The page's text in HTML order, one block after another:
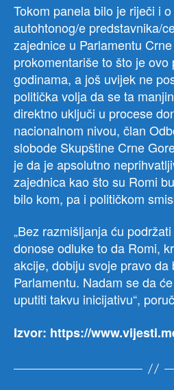
Tokom panela bilo je riječi i
autohtonog/e predstavnika/
zajednice u Parlamentu
prokomentariše to što je
godinama, a još uvijek ne
politička volja da se ta
direktno uključi u procese
nacionalnom nivou, član
slobode Skupštine Crne
je da je apsolutno
zajednica kao što su Romi
bilo kom, pa i političkom
„Bez razmišljanja ću
donose odluke to da Romi,
akcije, dobiju svoje pravo da
Parlamentu. Nadam se da
uputiti takvu inicijativu“,
Izvor: https://